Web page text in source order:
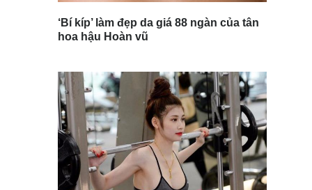
‘Bí kíp’ làm đẹp da giá 88 ngàn của tân
hoa hậu Hoàn vũ